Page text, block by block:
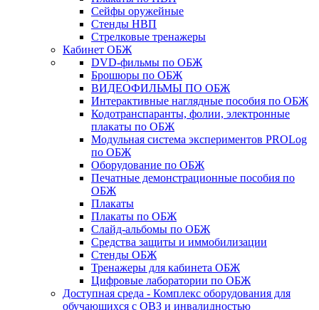
Сейфы оружейные
Стенды НВП
Стрелковые тренажеры
Кабинет ОБЖ
DVD-фильмы по ОБЖ
Брошюры по ОБЖ
ВИДЕОФИЛЬМЫ ПО ОБЖ
Интерактивные наглядные пособия по ОБЖ
Кодотранспаранты, фолии, электронные
плакаты по ОБЖ
Модульная система экспериментов PROLog
по ОБЖ
Оборудование по ОБЖ
Печатные демонстрационные пособия по
ОБЖ
Плакаты
Плакаты по ОБЖ
Слайд-альбомы по ОБЖ
Средства защиты и иммобилизации
Стенды ОБЖ
Тренажеры для кабинета ОБЖ
Цифровые лаборатории по ОБЖ
Доступная среда - Комплекс оборудования для
обучающихся с ОВЗ и инвалидностью